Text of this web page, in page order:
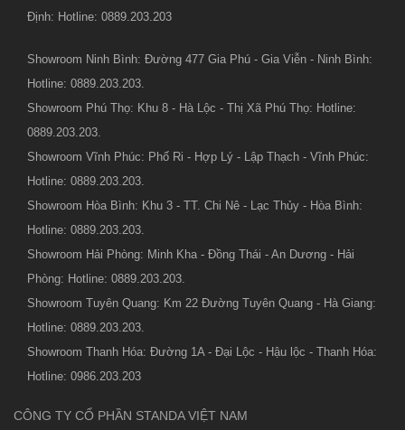
Định: Hotline: 0889.203.203
Showroom Ninh Bình: Đường 477 Gia Phú - Gia Viễn - Ninh Bình:
Hotline: 0889.203.203.
Showroom Phú Thọ: Khu 8 - Hà Lộc - Thị Xã Phú Thọ: Hotline:
0889.203.203.
Showroom Vĩnh Phúc: Phố Ri - Hợp Lý - Lập Thạch - Vĩnh Phúc:
Hotline: 0889.203.203.
Showroom Hòa Bình: Khu 3 - TT. Chi Nê - Lạc Thủy - Hòa Bình:
Hotline: 0889.203.203.
Showroom Hải Phòng: Minh Kha - Đồng Thái - An Dương - Hải
Phòng: Hotline: 0889.203.203.
Showroom Tuyên Quang: Km 22 Đường Tuyên Quang - Hà Giang:
Hotline: 0889.203.203.
Showroom Thanh Hóa: Đường 1A - Đại Lộc - Hậu lộc - Thanh Hóa:
Hotline: 0986.203.203
CÔNG TY CỔ PHẦN STANDA VIỆT NAM